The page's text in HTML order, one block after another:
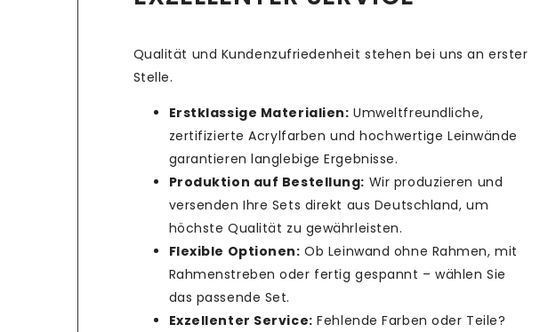
Qualität und Kundenzufriedenheit stehen bei uns an erster
Stelle.
Erstklassige Materialien: Umweltfreundliche,
zertifizierte Acrylfarben und hochwertige Leinwände
garantieren langlebige Ergebnisse.
Produktion auf Bestellung: Wir produzieren und
versenden Ihre Sets direkt aus Deutschland, um
höchste Qualität zu gewährleisten.
Flexible Optionen: Ob Leinwand ohne Rahmen, mit
Rahmenstreben oder fertig gespannt – wählen Sie
das passende Set.
Exzellenter Service: Fehlende Farben oder Teile?